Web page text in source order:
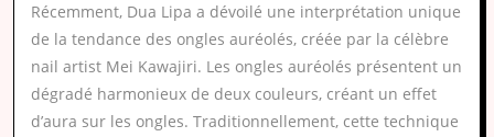
Récemment, Dua Lipa a dévoilé une interprétation unique
de la tendance des ongles auréolés, créée par la célèbre
nail artist Mei Kawajiri. Les ongles auréolés présentent un
dégradé harmonieux de deux couleurs, créant un effet
d’aura sur les ongles. Traditionnellement, cette technique